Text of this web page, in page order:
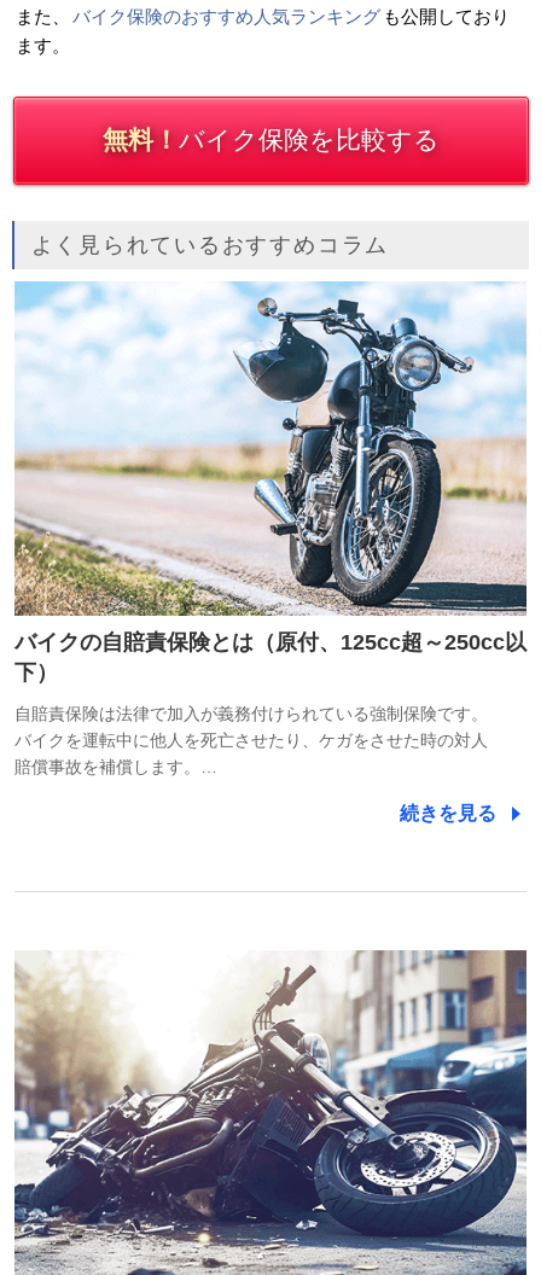
また、
バイク保険のおすすめ人気ランキング も公開しており
ます。
無料！ バイク保険を比較する
よく見られているおすすめコラム
バイクの自賠責保険とは（原付、125cc超～250cc以
下）
自賠責保険は法律で加入が義務付けられている強制保険です。
バイクを運転中に他人を死亡させたり、ケガをさせた時の対人
賠償事故を補償します。…
続きを見る